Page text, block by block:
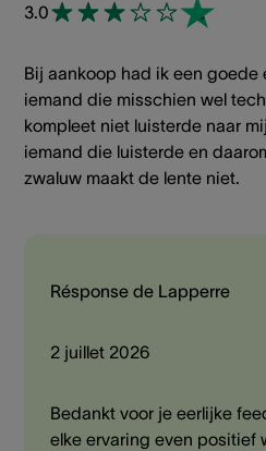
3.0
Bij aankoop had ik een goede
iemand die misschien wel
kompleet niet luisterde naar
iemand die luisterde en
zwaluw maakt de lente niet.
Résponse de Lapperre
2 juillet 2026
Bedankt voor je eerlijke
elke ervaring even positief